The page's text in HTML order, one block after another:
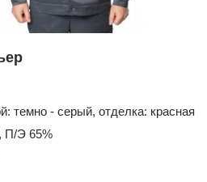
темно - серый, отделка: красная
П/Э 65%